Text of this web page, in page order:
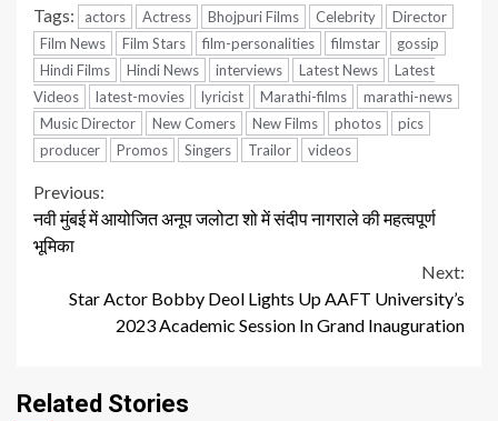
Tags: actors Actress Bhojpuri Films Celebrity
Director
Film News
Film Stars film-personalities filmstar
gossip
Hindi Films
Hindi News interviews Latest News
Latest
Videos
latest-movies lyricist Marathi-films
marathi-news
Music Director
New Comers New Films photos
pics
producer
Promos Singers Trailor videos
Continue
Reading
Previous:
नवी मुंबई में आयोजित अनूप जलोटा शो में संदीप नागराले की महत्वपूर्ण
भूमिका
Next:
Star Actor Bobby Deol Lights Up AAFT University’s
2023 Academic Session In Grand Inauguration
Related Stories